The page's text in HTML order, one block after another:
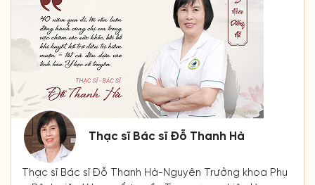
Thạc sĩ Bác sĩ Đỗ Thanh Hà
Thạc sĩ Bác sĩ Đỗ Thanh Hà-Nguyên Trưởng khoa Phụ